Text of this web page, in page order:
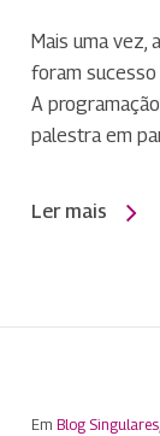
Mais uma vez,
foram sucesso
A
palestra em
Ler mais
Em Blog Singulares,